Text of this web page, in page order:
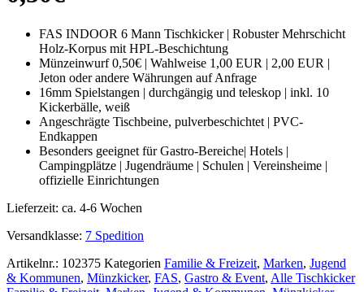
FAS INDOOR 6 Mann Tischkicker | Robuster Mehrschicht
Holz-Korpus mit HPL-Beschichtung
Münzeinwurf 0,50€ | Wahlweise 1,00 EUR | 2,00 EUR |
Jeton oder andere Währungen auf Anfrage
16mm Spielstangen | durchgängig und teleskop | inkl. 10
Kickerbälle, weiß
Angeschrägte Tischbeine, pulverbeschichtet | PVC-
Endkappen
Besonders geeignet für Gastro-Bereiche| Hotels |
Campingplätze | Jugendräume | Schulen | Vereinsheime |
offizielle Einrichtungen
Lieferzeit: ca. 4-6 Wochen
Versandklasse: 7 Spedition
Artikelnr.: 102375 Kategorien Familie & Freizeit, Marken, Jugend
& Kommunen, Münzkicker, FAS, Gastro & Event, Alle Tischkicker